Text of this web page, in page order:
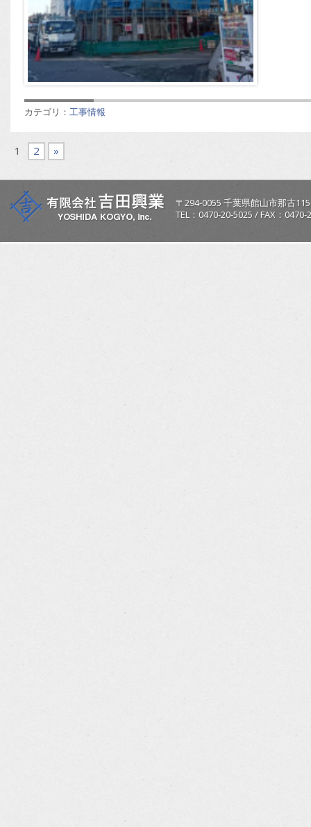
カテゴリ： 工事情報
1 2 »
〒294-0055千葉県館山市那古
TEL： 0470-20-5025/ FAX：0470-